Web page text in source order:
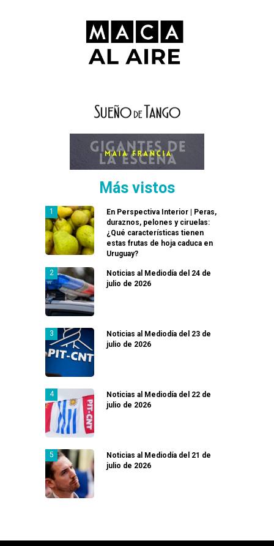
Más vistos
En Perspectiva Interior | Peras,
duraznos, pelones y ciruelas:
¿Qué características tienen
estas frutas de hoja caduca en
Uruguay?
Noticias al Mediodía del 24 de
julio de 2026
Noticias al Mediodía del 23 de
julio de 2026
Noticias al Mediodía del 22 de
julio de 2026
Noticias al Mediodía del 21 de
julio de 2026